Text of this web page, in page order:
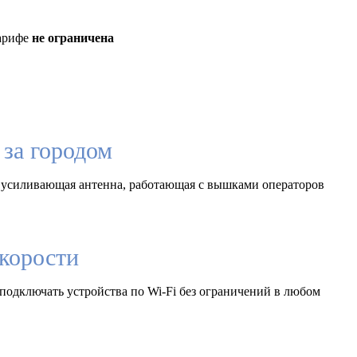
не ограничена
городом
антенна, работающая с вышками операторов
устройства по Wi-Fi без ограничений в любом